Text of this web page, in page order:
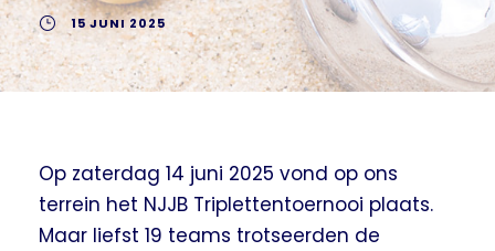
15 JUNI 2025
Op zaterdag 14 juni 2025 vond op ons
terrein het NJJB Triplettentoernooi plaats.
Maar liefst 19 teams trotseerden de